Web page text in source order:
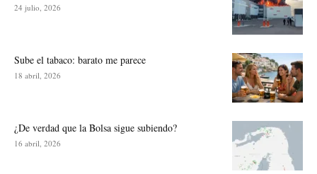
24 julio, 2026
Sube el tabaco: barato me parece
18 abril, 2026
¿De verdad que la Bolsa sigue subiendo?
16 abril, 2026